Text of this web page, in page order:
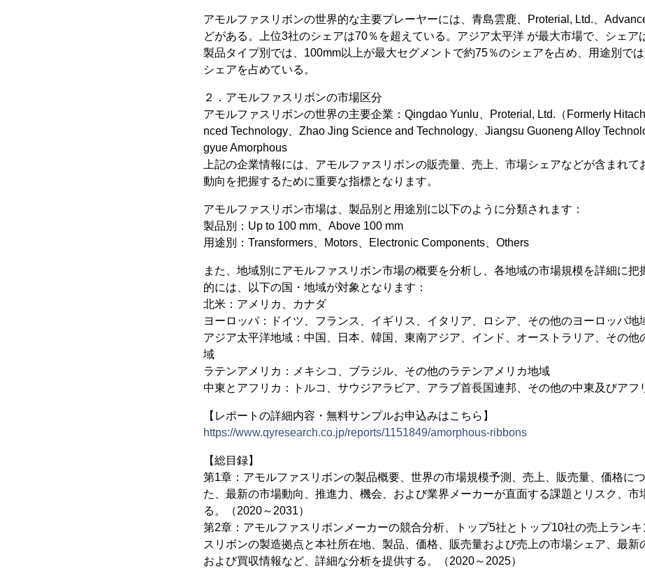
アモルファスリボンの世界的な主要プレーヤーには、青島雲鹿、Proterial, Ltd.、
どがある。上位3社のシェアは70％を超えている。アジア太平洋 が最大市場で、シェア
製品タイプ別では、100mm以上が最大セグメントで約75％のシェアを占め、用途別で
シェアを占めている。
２．アモルファスリボンの市場区分
アモルファスリボンの世界の主要企業：Qingdao Yunlu、Proterial, Ltd.（Formerly
nced Technology、Zhao Jing Science and Technology、Jiangsu Guoneng Alloy
gyue Amorphous
上記の企業情報には、アモルファスリボンの販売量、売上、市場シェアなどが含まれて
動向を把握するために重要な指標となります。
アモルファスリボン市場は、製品別と用途別に以下のように分類されます：
製品別：Up to 100 mm、Above 100 mm
用途別：Transformers、Motors、Electronic Components、Others
また、地域別にアモルファスリボン市場の概要を分析し、各地域の市場規模を詳細に把
的には、以下の国・地域が対象となります：
北米：アメリカ、カナダ
ヨーロッパ：ドイツ、フランス、イギリス、イタリア、ロシア、その他のヨーロッパ地
アジア太平洋地域：中国、日本、韓国、東南アジア、インド、オーストラリア、その他
域
ラテンアメリカ：メキシコ、ブラジル、その他のラテンアメリカ地域
中東とアフリカ：トルコ、サウジアラビア、アラブ首長国連邦、その他の中東及びアフ
【レポートの詳細内容・無料サンプルお申込みはこちら】
https://www.qyresearch.co.jp/reports/1151849/amorphous-ribbons
【総目録】
第1章：アモルファスリボンの製品概要、世界の市場規模予測、売上、販売量、価格に
た、最新の市場動向、推進力、機会、および業界メーカーが直面する課題とリスク、市
る。（2020～2031）
第2章：アモルファスリボンメーカーの競合分析、トップ5社とトップ10社の売上ラン
スリボンの製造拠点と本社所在地、製品、価格、販売量および売上の市場シェア、最新
および買収情報など、詳細な分析を提供する。（2020～2025）